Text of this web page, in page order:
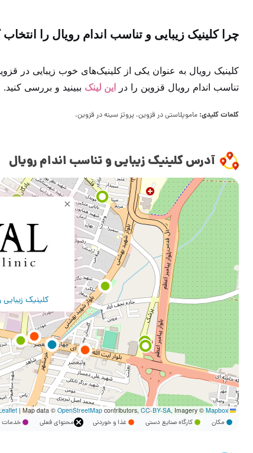
چرا کلینیک زیبایی و تناسب اندام رویال را انتخاب
کلینیک رویال به عنوان یکی از کلینیک‌های خوب زیبایی در
تناسب اندام رویال قزوین را در این لینک ببینید و بررسی کنید.
کلمات کلیدی: ماموپلاستی در قزوین، پروتز سینه در قزوین،
آدرس کلینیک زیبایی و تناسب اندام رویال
کلینیک
×
Leaflet
| Map data © OpenStreetMapcontributors, CC-BY-SA, Imagery © Mapbox
مکان کارگاه صنایع دستی غذا و خوردنی محتوای فعلی